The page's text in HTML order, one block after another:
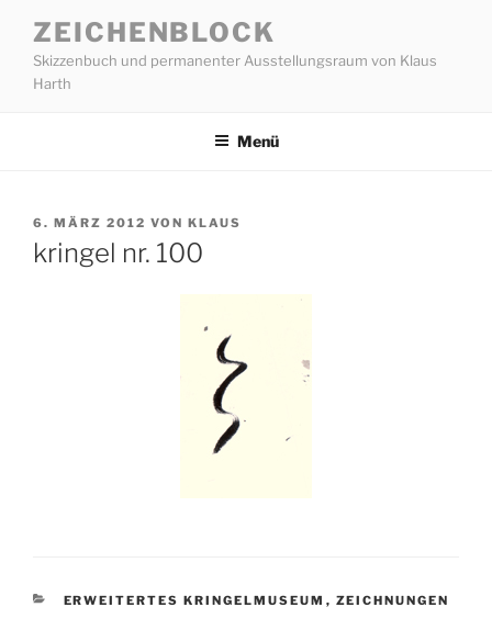
Inhalt
springen
ZEICHENBLOCK
Skizzenbuch und permanenter Ausstellungsraum von Klaus
Harth
Menü
VERÖFFENTLICHT
AM
6. MÄRZ 2012 VON KLAUS
kringel nr. 100
KATEGORIEN
ERWEITERTES KRINGELMUSEUM , ZEICHNUNGEN